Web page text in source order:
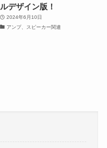
ルデザイン版！
2024年6月10日
アンプ、スピーカー関連